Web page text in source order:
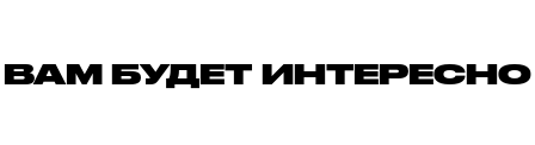
ВАМ БУДЕТ ИНТЕРЕСНО